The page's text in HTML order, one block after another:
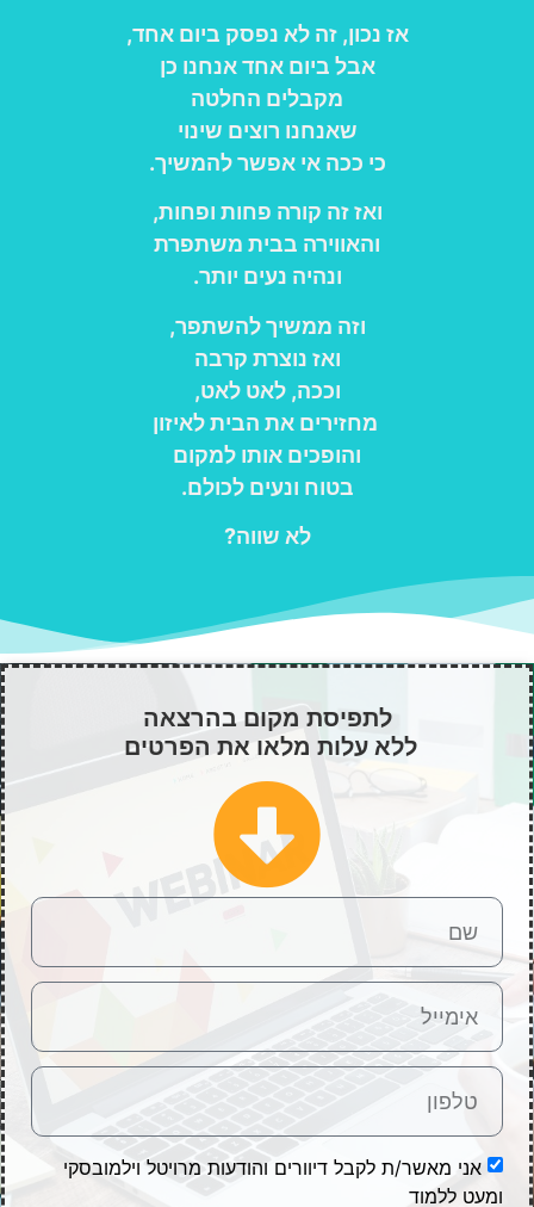
אז נכון, זה לא נפסק ביום אחד,
אבל ביום אחד אנחנו כן
מקבלים החלטה
שאנחנו רוצים שינוי
כי ככה אי אפשר להמשיך.
ואז זה קורה פחות ופחות,
והאווירה בבית משתפרת
ונהיה נעים יותר.
וזה ממשיך להשתפר,
ואז נוצרת קרבה
וככה, לאט לאט,
מחזירים את הבית לאיזון
והופכים אותו למקום
בטוח ונעים לכולם.
לא שווה?
לתפיסת מקום בהרצאה
ללא עלות מלאו את הפרטים
אני מאשר/ת לקבל דיוורים והודעות מרויטל וילמובסקי
ומעט ללמוד